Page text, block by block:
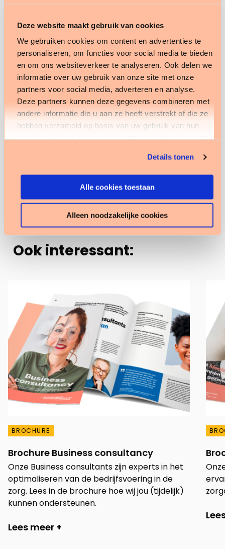
Deze website maakt gebruik van cookies
We gebruiken cookies om content en advertenties te
personaliseren, om functies voor social media te bieden
en om ons websiteverkeer te analyseren. Ook delen we
informatie over uw gebruik van onze site met onze
partners voor social media, adverteren en analyse.
Deze partners kunnen deze gegevens combineren met
andere informatie die u aan ze heeft verstrekt of die ze
hebben verzameld op basis van uw gebruik van hun
services. U gaat akkoord met onze cookies als u onze
Details tonen
Alle cookies toestaan
Alleen noodzakelijke cookies
Ook interessant:
BROCHURE
Brochure Business consultancy
Onze Business consultants zijn experts in het
optimaliseren van de bedrijfsvoering in de
zorg. Lees in de brochure hoe wij jou (tijdelijk)
kunnen ondersteunen.
Lees meer +